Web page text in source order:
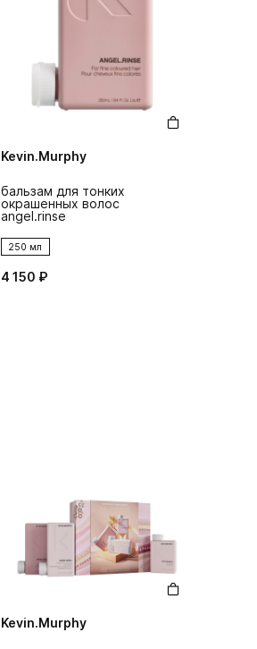
Kevin.Murphy
бальзам для тонких
окрашенных волос
angel.rinse
250 мл
4 150 ₽
Kevin.Murphy